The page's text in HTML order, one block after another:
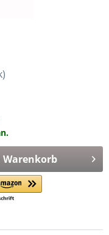
Warenkorb